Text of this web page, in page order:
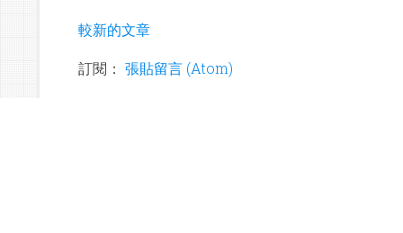
較新的文章
訂閱：張貼留言 (Atom)